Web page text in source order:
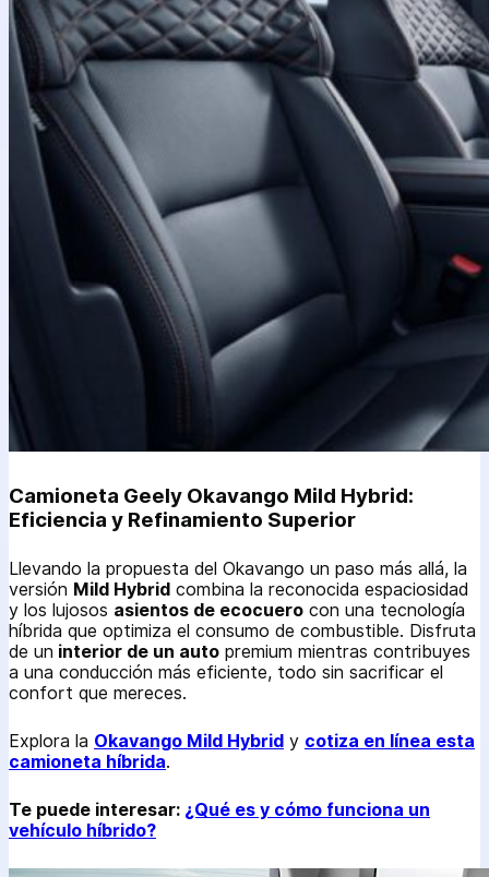
Camioneta Geely Okavango Mild Hybrid:
Eficiencia y Refinamiento Superior
Llevando la propuesta del Okavango un paso más allá, la
versión Mild Hybrid combina la reconocida espaciosidad
y los lujosos asientos de ecocuero con una tecnología
híbrida que optimiza el consumo de combustible. Disfruta
de un interior de un auto premium mientras contribuyes
a una conducción más eficiente, todo sin sacrificar el
confort que mereces.
Explora la Okavango Mild Hybrid y cotiza en línea esta
camioneta híbrida.
Te puede interesar: ¿Qué es y cómo funciona un
vehículo híbrido?